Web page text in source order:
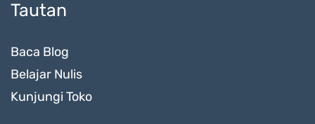
Tautan
Baca Blog
Belajar Nulis
Kunjungi Toko